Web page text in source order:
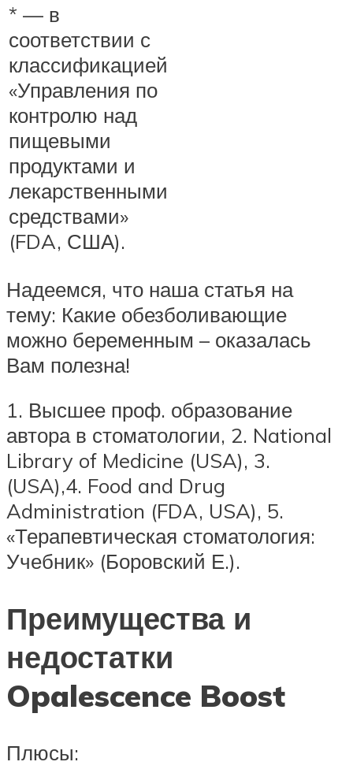
* — в
соответствии с
классификацией
«Управления по
контролю над
пищевыми
продуктами и
лекарственными
средствами»
(FDA, США).
Надеемся, что наша статья на
тему: Какие обезболивающие
можно беременным – оказалась
Вам полезна!
1. Высшее проф. образование
автора в стоматологии, 2. National
Library of Medicine (USA), 3.
(USA),4. Food and Drug
Administration (FDA, USA), 5.
«Терапевтическая стоматология:
Учебник» (Боровский Е.).
Преимущества и
недостатки
Opalescence Boost
Плюсы: